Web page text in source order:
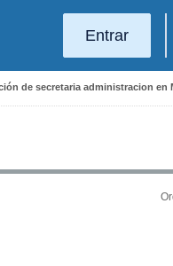
Entrar
de secretaria administracion en